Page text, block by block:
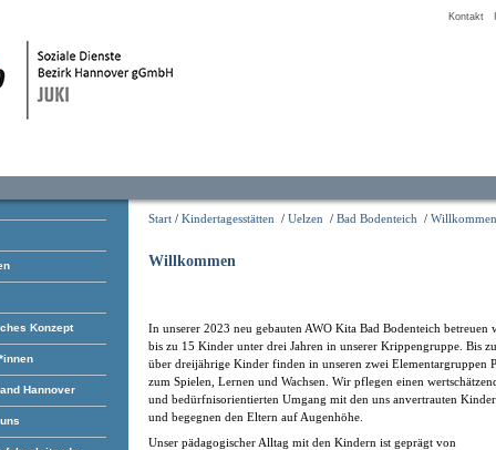
Kontakt
Konzept
Hannover
Start / Kindertagesstätten / Uelzen / Bad Bodenteich / Willkommen
Willkommen
In unserer 2023 neu gebauten AWO Kita Bad Bodenteich betreuen
bis zu 15 Kinder unter drei Jahren in unserer Krippengruppe. Bis
über dreijährige Kinder finden in unseren zwei Elementargruppen
zum Spielen, Lernen und Wachsen. Wir pflegen einen
und bedürfnisorientierten Umgang mit den uns anvertrauten
und begegnen den Eltern auf Augenhöhe.
Unser pädagogischer Alltag mit den Kindern ist geprägt von